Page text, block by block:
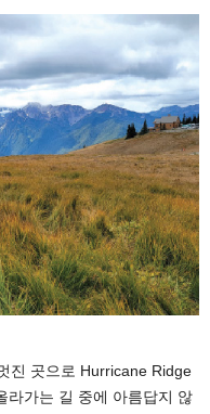
진 곳으로 Hurricane Ridge
라가는 길 중에 아름답지 않